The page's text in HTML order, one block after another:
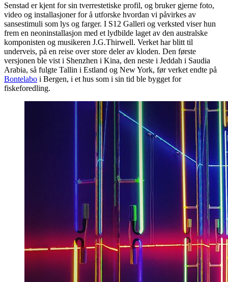
Senstad er kjent for sin tverrestetiske profil, og bruker gjerne foto,
video og installasjoner for å utforske hvordan vi påvirkes av
sansestimuli som lys og farger. I S12 Galleri og verksted viser hun
frem en neoninstallasjon med et lydbilde laget av den australske
komponisten og musikeren J.G.Thirwell. Verket har blitt til
underveis, på en reise over store deler av kloden. Den første
versjonen ble vist i Shenzhen i Kina, den neste i Jeddah i Saudia
Arabia, så fulgte Tallin i Estland og New York, før verket endte på
Bontelabo i Bergen, i et hus som i sin tid ble bygget for
fiskeforedling.